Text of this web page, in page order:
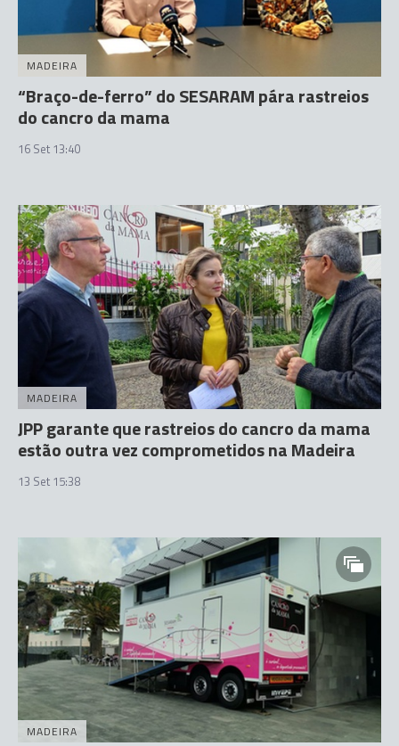
MADEIRA
“Braço-de-ferro” do SESARAM pára rastreios
do cancro da mama
16 Set 13:40
MADEIRA
JPP garante que rastreios do cancro da mama
estão outra vez comprometidos na Madeira
13 Set 15:38
MADEIRA